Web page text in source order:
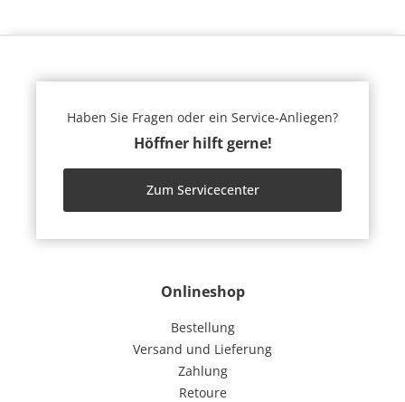
Onlineshop
Bestellung
Versand und Lieferung
Zahlung
Retoure
Haben Sie Fragen oder ein Service-Anliegen?
Höffner hilft gerne!
Zum Servicecenter